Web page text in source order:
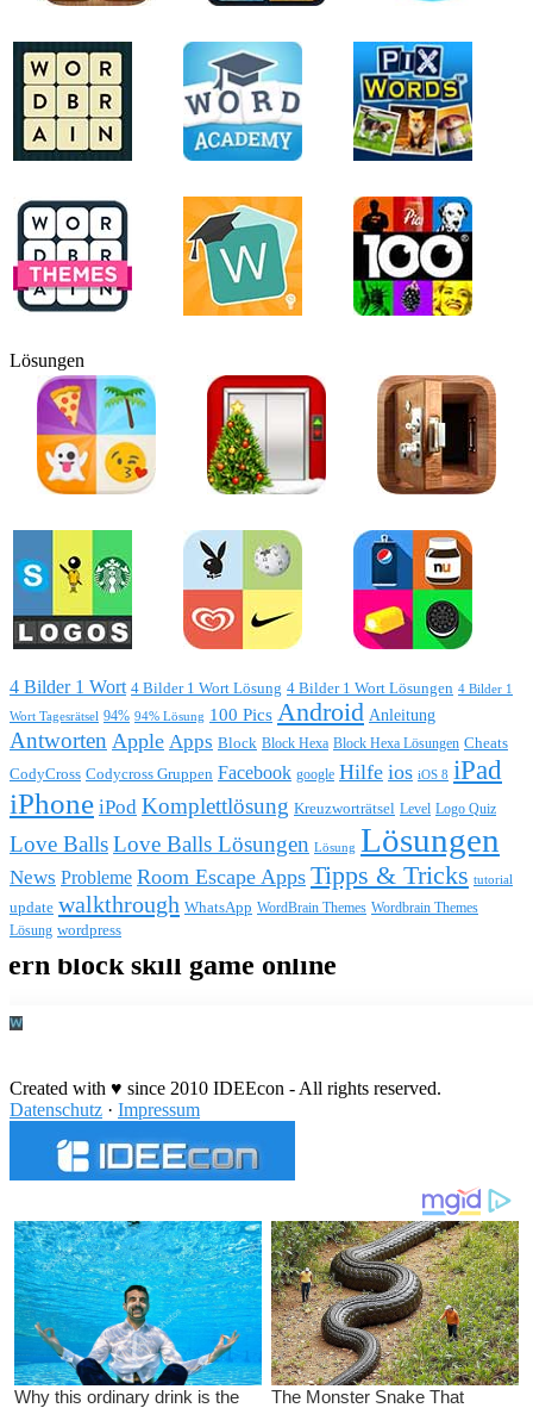
Lösungen
4 Bilder 1 Wort 4 Bilder 1 Wort Lösung 4 Bilder 1 Wort Lösungen 4 Bilder 1
Wort Tagesrätsel 94% 94% Lösung 100 Pics Android Anleitung
Antworten Apple Apps Block Block Hexa Block Hexa Lösungen Cheats
CodyCross Codycross Gruppen Facebook google Hilfe ios iOS 8 iPad
iPhone iPod Komplettlösung Kreuzworträtsel Level Logo Quiz
Love BallsLove Balls Lösungen Lösung Lösungen
News Probleme Room Escape Apps Tipps & Tricks tutorial
update walkthrough WhatsApp WordBrain Themes Wordbrain Themes
Lösung wordpress
Created with ♥ since 2010 IDEEcon - All rights reserved.
Datenschutz · Impressum